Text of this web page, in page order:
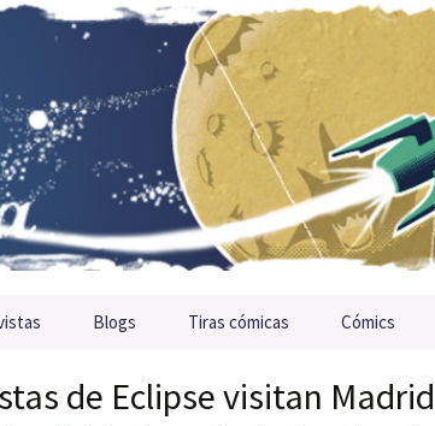
Blogs Tiras cómicas Cómics
de Eclipse visitan Madrid